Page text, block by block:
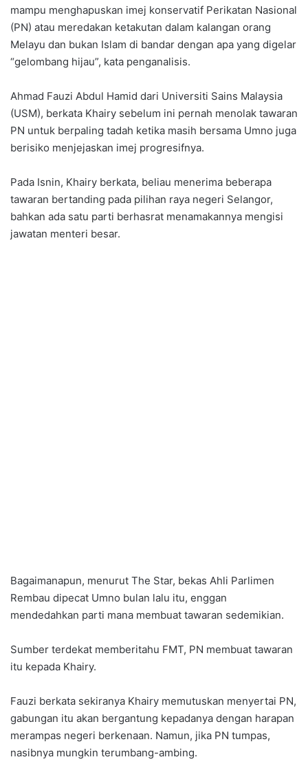
mampu menghapuskan imej konservatif Perikatan Nasional
(PN) atau meredakan ketakutan dalam kalangan orang
Melayu dan bukan Islam di bandar dengan apa yang digelar
“gelombang hijau”, kata penganalisis.
Ahmad Fauzi Abdul Hamid dari Universiti Sains Malaysia
(USM), berkata Khairy sebelum ini pernah menolak tawaran
PN untuk berpaling tadah ketika masih bersama Umno juga
berisiko menjejaskan imej progresifnya.
Pada Isnin, Khairy berkata, beliau menerima beberapa
tawaran bertanding pada pilihan raya negeri Selangor,
bahkan ada satu parti berhasrat menamakannya mengisi
jawatan menteri besar.
Bagaimanapun, menurut The Star, bekas Ahli Parlimen
Rembau dipecat Umno bulan lalu itu, enggan
mendedahkan parti mana membuat tawaran sedemikian.
Sumber terdekat memberitahu FMT, PN membuat tawaran
itu kepada Khairy.
Fauzi berkata sekiranya Khairy memutuskan menyertai PN,
gabungan itu akan bergantung kepadanya dengan harapan
merampas negeri berkenaan. Namun, jika PN tumpas,
nasibnya mungkin terumbang-ambing.